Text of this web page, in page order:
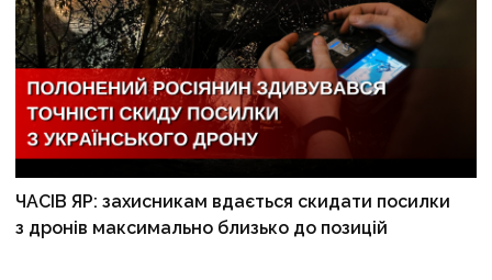
ЧАСІВ ЯР: захисникам вдається скидати посилки
з дронів максимально близько до позицій